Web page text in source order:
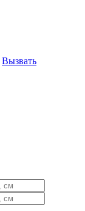
Вызвать